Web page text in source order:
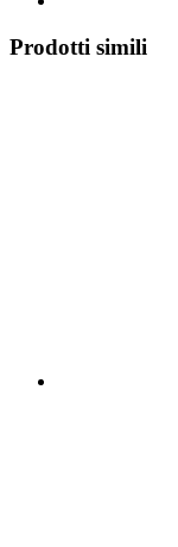
Prodotti simili